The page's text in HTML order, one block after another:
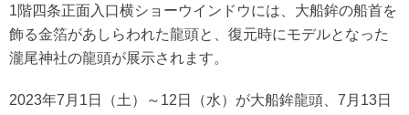
1階四条正面入口横ショーウインドウには、大船鉾の船首を
飾る金箔があしらわれた龍頭と、復元時にモデルとなった
瀧尾神社の龍頭が展示されます。
2023年7月1日（土）～12日（水）が大船鉾龍頭、7月13日